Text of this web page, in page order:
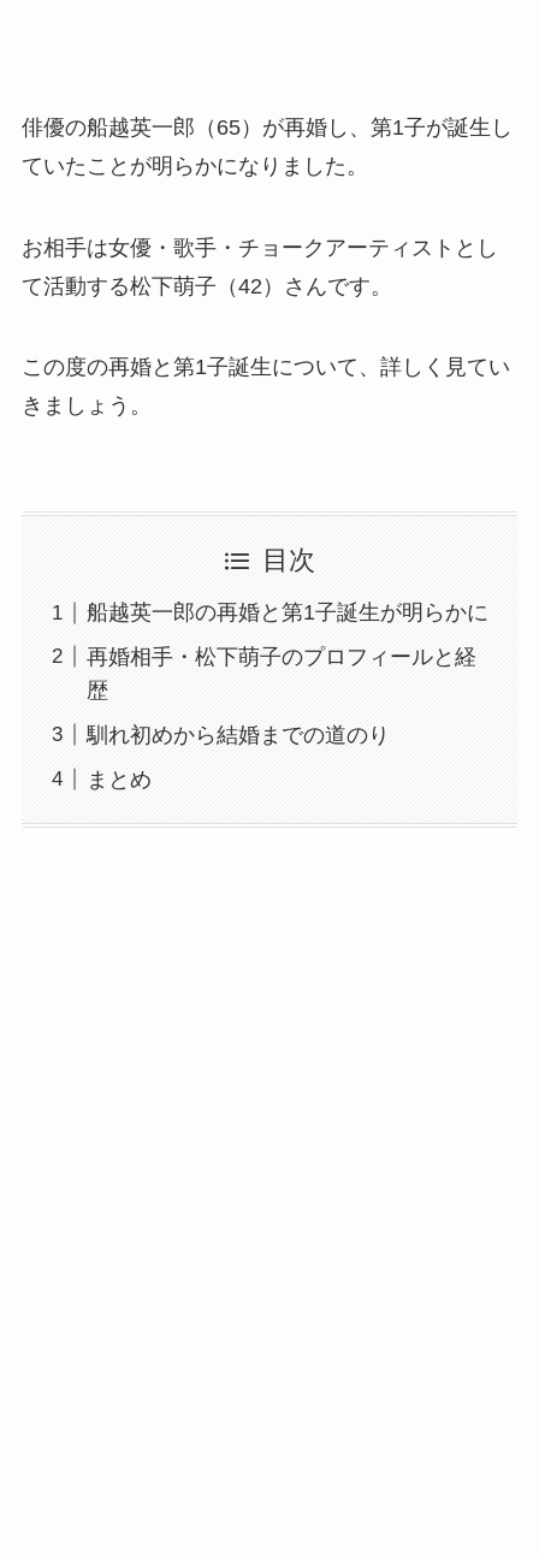
俳優の船越英一郎（65）が再婚し、第1子が誕生し
ていたことが明らかになりました。
お相手は女優・歌手・チョークアーティストとし
て活動する松下萌子（42）さんです。
この度の再婚と第1子誕生について、詳しく見てい
きましょう。
目次
船越英一郎の再婚と第1子誕生が明らかに
再婚相手・松下萌子のプロフィールと経
歴
馴れ初めから結婚までの道のり
まとめ